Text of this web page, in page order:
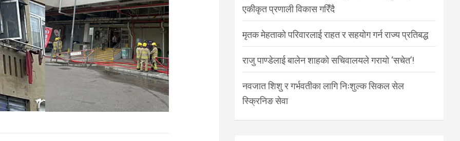
एकीकृत प्रणाली विकास गरिँदै
मृतक मेहताको परिवारलाई राहत र सहयोग गर्न राज्य प्रतिबद्ध
राजु पाण्डेलाई बालेन शाहको सचिवालयले गरायो ‘सचेत’!
नवजात शिशु र गर्भवतीका लागि निःशुल्क सिकल सेल
स्क्रिनिङ सेवा